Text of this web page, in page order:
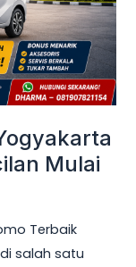
Mulai
Terbaik
salah satu